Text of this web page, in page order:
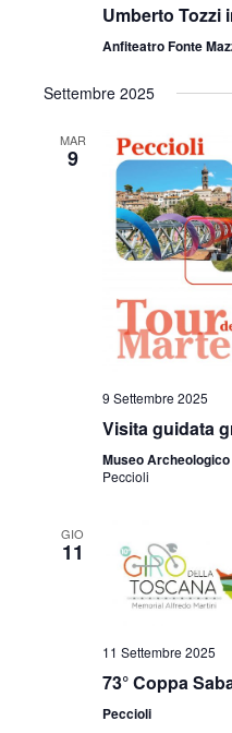
Umberto Tozzi
Anfiteatro Fonte
Settembre 2025
MAR
9
9 Settembre 2025
Visita guidata
Museo
Peccioli
GIO
11
11 Settembre 2025
73° Coppa
Peccioli